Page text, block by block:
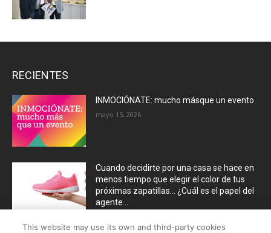
RECIENTES
INMOCIÓNATE: mucho másque un evento
mayo 15, 2026
Cuando decidirte por una casa se hace en
menos tiempo que elegir el color de tus
próximas zapatillas… ¿Cuál es el papel del
agente...
This website may use its own and third-party cookies